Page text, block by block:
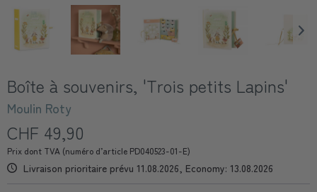
Boîte à souvenirs, 'Trois petits Lapins'
Moulin Roty
CHF 49,90
Prix dont TVA (numéro d’article PD040523-01-E)
Livraison prioritaire prévu 11.08.2026, Economy: 13.08.2026